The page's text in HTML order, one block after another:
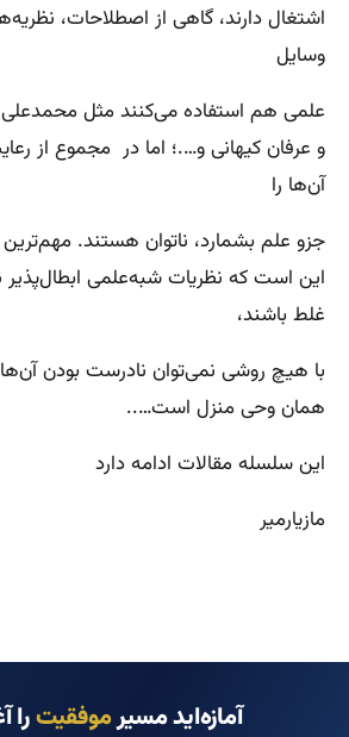
اشتغال دارند، گاهی از اصطلاحات،
وسایل
علمی هم استفاده می‌کنند مثل محمدعلی
و عرفان کیهانی و….؛ اما در مجموع از
آن‌ها را
جزو علم بشمارد، ناتوان هستند.
این است که نظریات شبه‌علمی ابطال‌پذیر
غلط باشند،
با هیچ روشی نمی‌توان نادرست بودن
همان وحی منزل است…..
این سلسله مقالات ادامه دارد
مازیارمیر
آمازه‌اید مسیرموفقیترا